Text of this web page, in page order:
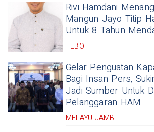
Rivi Hamdani
Mangun Jayo Titip
Untuk 8 Tahun
TEBO
Gelar Penguatan
Bagi Insan Pers,
Jadi Sumber Untuk
Pelanggaran HAM
MELAYU JAMBI